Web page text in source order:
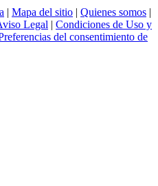
| Mapa del sitio | Quienes somos |
Legal | Condiciones de Uso y
del consentimiento de